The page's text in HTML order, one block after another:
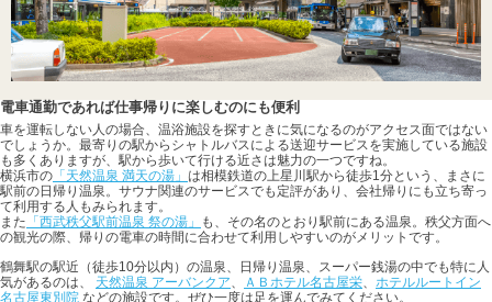
電車通勤であれば仕事帰りに楽しむのにも便利
車を運転しない人の場合、温浴施設を探すときに気になるのがアクセス面ではない
でしょうか。最寄りの駅からシャトルバスによる送迎サービスを実施している施設
も多くありますが、駅から歩いて行ける近さは魅力の一つですね。
横浜市の 「天然温泉 満天の湯」 は相模鉄道の上星川駅から徒歩1分という、まさに
駅前の日帰り温泉。サウナ関連のサービスでも定評があり、会社帰りにも立ち寄っ
て利用する人もみられます。
また 「西武秩父駅前温泉 祭の湯」
も、その名のとおり駅前にある温泉。秩父方面へ
の観光の際、帰りの電車の時間に合わせて利用しやすいのがメリットです。
鶴舞駅の駅近（徒歩10分以内）の温泉、日帰り温泉、スーパー銭湯の中でも特に人
気があるのは、 天然温泉 アーバンクア、 ＡＢホテル名古屋栄、 ホテルルートイン
名古屋東別院 などの施設です。ぜひ一度は足を運んでみてください。